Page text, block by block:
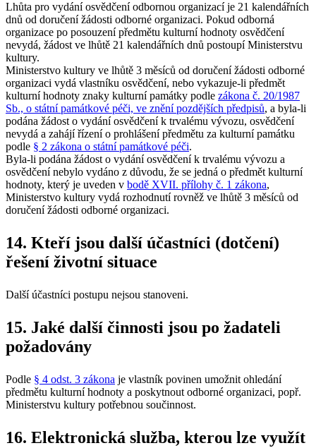
Lhůta pro vydání osvědčení odbornou organizací je 21 kalendářních
dnů od doručení žádosti odborné organizaci. Pokud odborná
organizace po posouzení předmětu kulturní hodnoty osvědčení
nevydá, žádost ve lhůtě 21 kalendářních dnů postoupí Ministerstvu
kultury.
Ministerstvo kultury ve lhůtě 3 měsíců od doručení žádosti odborné
organizaci vydá vlastníku osvědčení, nebo vykazuje-li předmět
kulturní hodnoty znaky kulturní památky podle zákona č. 20/1987
Sb., o státní památkové péči, ve znění pozdějších předpisů, a byla-li
podána žádost o vydání osvědčení k trvalému vývozu, osvědčení
nevydá a zahájí řízení o prohlášení předmětu za kulturní památku
podle § 2 zákona o státní památkové péči.
Byla-li podána žádost o vydání osvědčení k trvalému vývozu a
osvědčení nebylo vydáno z důvodu, že se jedná o předmět kulturní
hodnoty, který je uveden v bodě XVII. přílohy č. 1 zákona,
Ministerstvo kultury vydá rozhodnutí rovněž ve lhůtě 3 měsíců od
doručení žádosti odborné organizaci.
14. Kteří jsou další účastníci (dotčení)
řešení životní situace
Další účastníci postupu nejsou stanoveni.
15. Jaké další činnosti jsou po žadateli
požadovány
Podle § 4 odst. 3 zákona je vlastník povinen umožnit ohledání
předmětu kulturní hodnoty a poskytnout odborné organizaci, popř.
Ministerstvu kultury potřebnou součinnost.
16. Elektronická služba, kterou lze využít